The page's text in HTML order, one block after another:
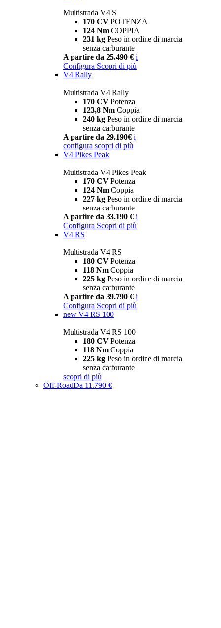
Multistrada V4 S
170 CV POTENZA
124 Nm COPPIA
231 kg Peso in ordine di marcia
senza carburante
A partire da 25.490 € i
Configura Scopri di più
V4 Rally
Multistrada V4 Rally
170 CV Potenza
123,8 Nm Coppia
240 kg Peso in ordine di marcia
senza carburante
A partire da 29.190€ i
configura scopri di più
V4 Pikes Peak
Multistrada V4 Pikes Peak
170 CV Potenza
124 Nm Coppia
227 kg Peso in ordine di marcia
senza carburante
A partire da 33.190 € i
Configura Scopri di più
V4 RS
Multistrada V4 RS
180 CV Potenza
118 Nm Coppia
225 kg Peso in ordine di marcia
senza carburante
A partire da 39.790 € i
Configura Scopri di più
new V4 RS 100
Multistrada V4 RS 100
180 CV Potenza
118 Nm Coppia
225 kg Peso in ordine di marcia
senza carburante
scopri di più
Off-RoadDa 11.790 €